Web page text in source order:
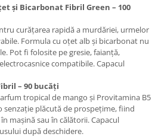
și Bicarbonat Fibril Green – 100
curățarea rapidă a murdăriei, urmelor
Formula cu oțet alb și bicarbonat nu
Pot fi folosite pe gresie, faianță,
compatibile. Capacul
– 90 bucăți
tropical de mango și Provitamina B5
senzație plăcută de prospețime, fiind
mașină sau în călătorii. Capacul
după deschidere.